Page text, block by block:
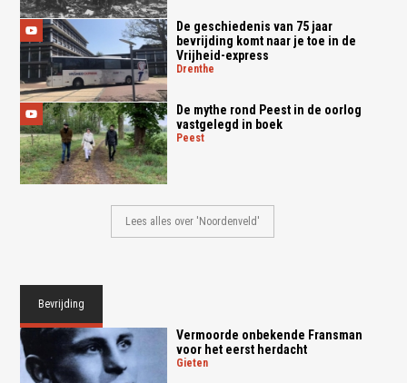
De geschiedenis van 75 jaar
bevrijding komt naar je toe in de
Vrijheid-express
drenthe
De mythe rond Peest in de oorlog
vastgelegd in boek
peest
Lees alles over 'Noordenveld'
Bevrijding
Vermoorde onbekende Fransman
voor het eerst herdacht
gieten